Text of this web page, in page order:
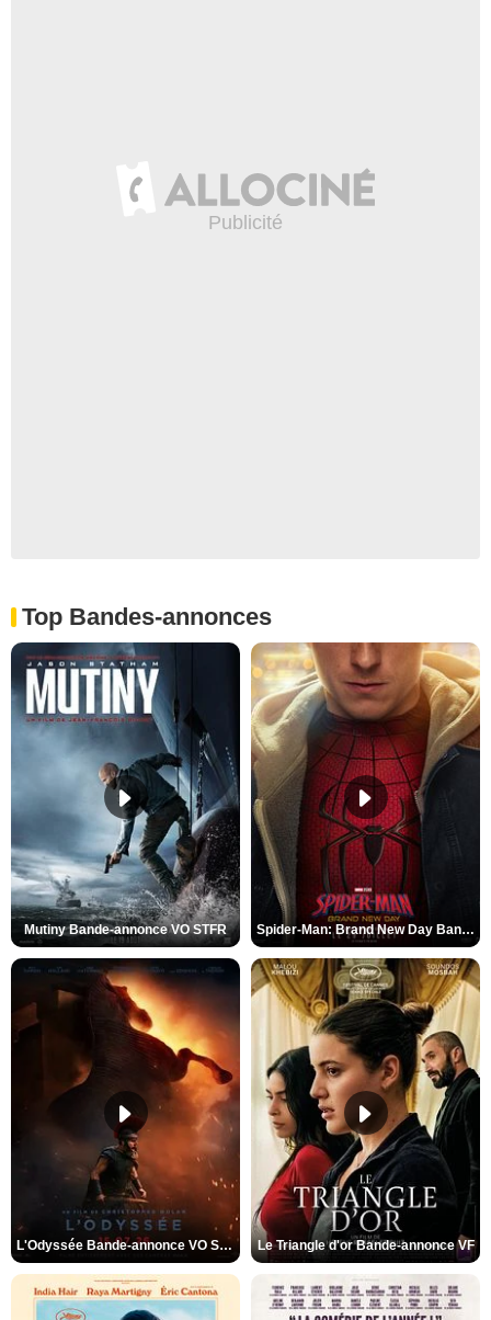
Top Bandes-annonces
Mutiny Bande-annonce VO STFR Spider-Man: Brand New Day Bande-annonce VO STFR
L'Odyssée Bande-annonce VO STFR Le Triangle d'or Bande-annonce VF